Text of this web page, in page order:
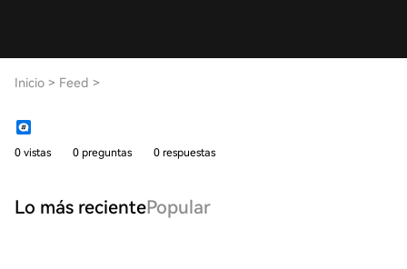
Inicio > Feed >
0 vistas 0 preguntas 0 respuestas
Lo más recientePopular